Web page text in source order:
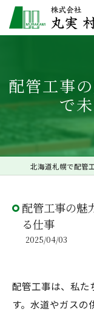
配管工事
で
配管工事の魅
る仕事
2025/04/03
配管工事は、私た
す。水道やガスの